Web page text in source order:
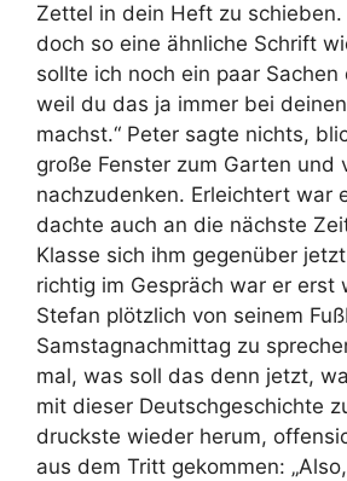
Zettel in dein Heft zu
doch so eine ähnliche Schrift
sollte ich noch ein paar
weil du das ja immer bei
machst.“ Peter sagte nichts,
große Fenster zum Garten und
nachzudenken. Erleichtert war
dachte auch an die nächste
Klasse sich ihm gegenüber
richtig im Gespräch war er erst
Stefan plötzlich von seinem
Samstagnachmittag zu
mal, was soll das denn jetzt,
mit dieser Deutschgeschichte
druckste wieder herum,
aus dem Tritt gekommen: